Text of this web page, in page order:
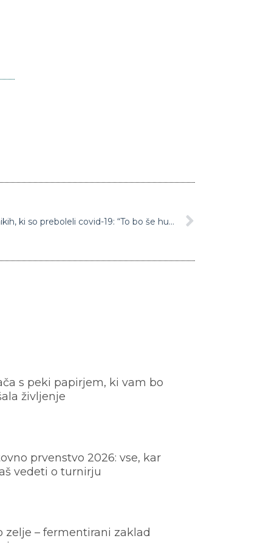
Hude posledice pri številnih bolnikih, ki so preboleli covid-19: “To bo še hudo breme za zdravstvo in vse urgentne oddelke po Sloveniji”
s peki papirjem, ki vam bo
življenje
prvenstvo 2026: vse, kar
vedeti o turnirju
zelje – fermentirani zaklad